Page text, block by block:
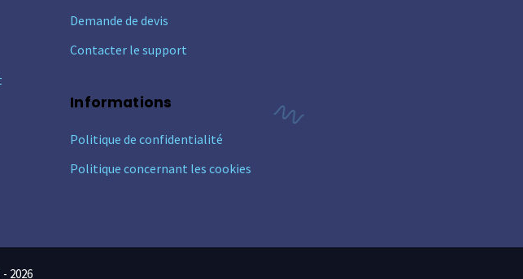
Demande de devis
Contacter le support
Informations
Politique de confidentialité
Politique concernant les cookies
- 2026